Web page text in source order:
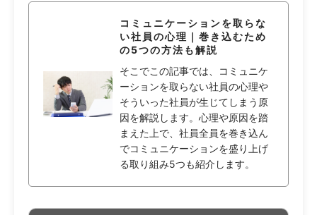
コミュニケーションを取らな
い社員の心理｜巻き込むため
の5つの方法も解説
そこでこの記事では、コミュニケ
ーションを取らない社員の心理や
そういった社員が生じてしまう原
因を解説します。心理や原因を踏
まえた上で、社員全員を巻き込ん
でコミュニケーションを盛り上げ
る取り組み5つも紹介します。